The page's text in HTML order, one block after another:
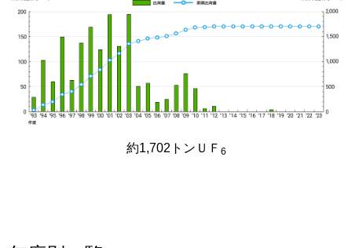
約1,702トンＵＦ 6